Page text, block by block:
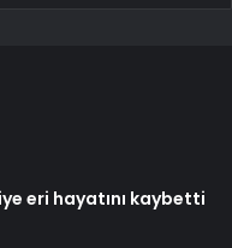
eri hayatını kaybetti